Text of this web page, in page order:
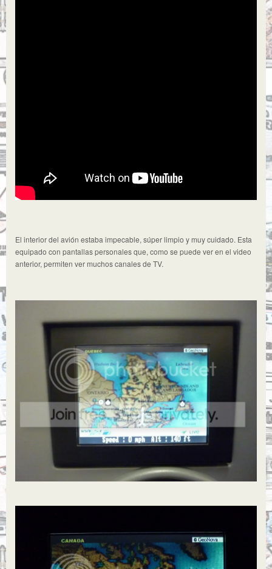
El interior del avión estaba impecable, súper limpio y muy cuidado. Esta
equipado con pantallas personales que, como se puede ver en el video
anterior, permiten ver muchos canales de TV.